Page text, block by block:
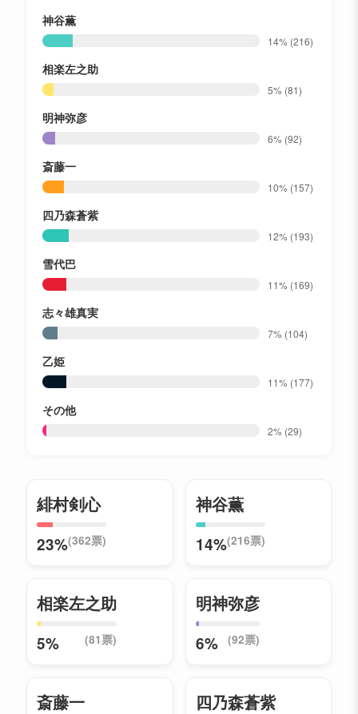
神谷薫
14% (216)
相楽左之助
5% (81)
明神弥彦
6% (92)
斎藤一
10% (157)
四乃森蒼紫
12% (193)
雪代巴
11% (169)
志々雄真実
7% (104)
乙姫
11% (177)
その他
2% (29)
緋村剣心
23%(362票)
神谷薫
14%(216票)
相楽左之助
5% (81票)
明神弥彦
6% (92票)
斎藤一 四乃森蒼紫